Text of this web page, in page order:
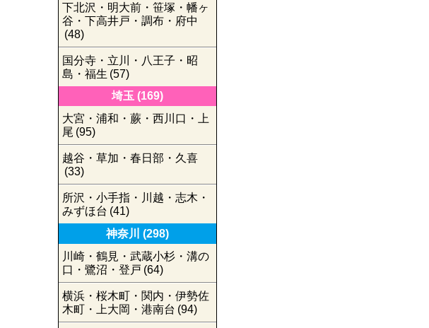
下北沢・明大前・笹塚・幡ヶ
谷・下高井戸・調布・府中
(48)
国分寺・立川・八王子・昭
島・福生 (57)
埼玉 (169)
大宮・浦和・蕨・西川口・上
尾 (95)
越谷・草加・春日部・久喜
(33)
所沢・小手指・川越・志木・
みずほ台 (41)
神奈川
(298)
川崎・鶴見・武蔵小杉・溝の
口・鷺沼・登戸 (64)
横浜・桜木町・関内・伊勢佐
木町・上大岡・港南台 (94)